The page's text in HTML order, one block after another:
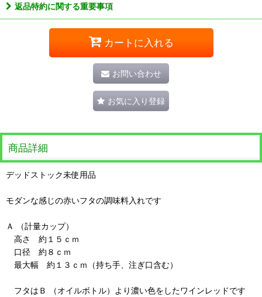
返品特約に関する重要事項
カートに入れる
お問い合わせ
お気に入り登録
商品詳細
デッドストック未使用品
モダンな感じの赤いフタの調味料入れです
Ａ （計量カップ）
高さ 約１５ｃｍ
口径 約８ｃｍ
最大幅 約１３ｃｍ（持ち手、注ぎ口含む）
フタはＢ （オイルボトル）より濃い色をしたワインレッドです